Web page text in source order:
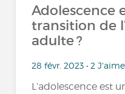
Adolescence
transition de
adulte ?
28 févr. 2023 • 2 J'aime
L’adolescence est